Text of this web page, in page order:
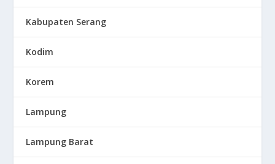
Kabupaten Serang
Kodim
Korem
Lampung
Lampung Barat